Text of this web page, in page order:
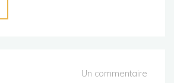
Un commentaire